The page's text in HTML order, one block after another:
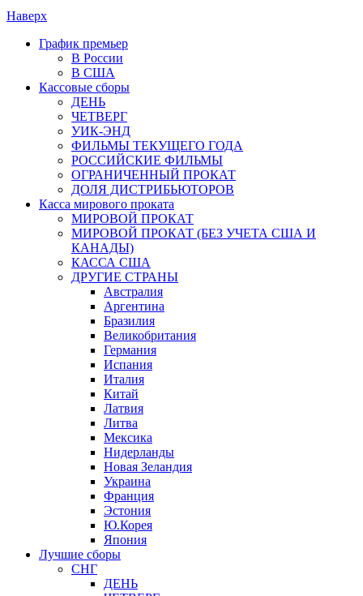
Наверх
График премьер
В России
В США
Кассовые сборы
ДЕНЬ
ЧЕТВЕРГ
УИК-ЭНД
ФИЛЬМЫ ТЕКУЩЕГО ГОДА
РОССИЙСКИЕ ФИЛЬМЫ
ОГРАНИЧЕННЫЙ ПРОКАТ
ДОЛЯ ДИСТРИБЬЮТОРОВ
Касса мирового проката
МИРОВОЙ ПРОКАТ
МИРОВОЙ ПРОКАТ (БЕЗ УЧЕТА США И
КАНАДЫ)
КАССА США
ДРУГИЕ СТРАНЫ
Австралия
Аргентина
Бразилия
Великобритания
Германия
Испания
Италия
Китай
Латвия
Литва
Мексика
Нидерланды
Новая Зеландия
Украина
Франция
Эстония
Ю.Корея
Япония
Лучшие сборы
СНГ
ДЕНЬ